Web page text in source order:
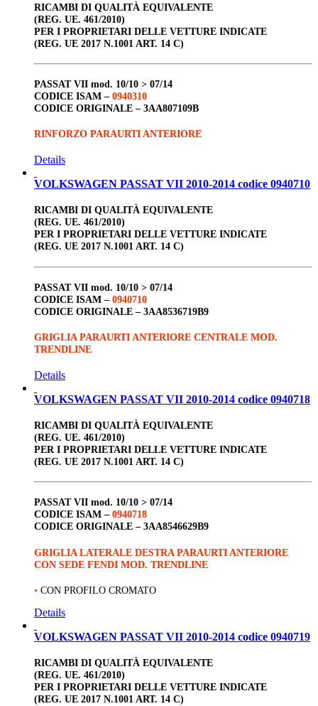
RICAMBI DI QUALITÀ EQUIVALENTE
(REG. UE. 461/2010)
PER I PROPRIETARI DELLE VETTURE INDICATE
(REG. UE 2017 N.1001 ART. 14 C)
PASSAT VII mod. 10/10 > 07/14
CODICE ISAM – 0940310
CODICE ORIGINALE – 3AA807109B
RINFORZO PARAURTI ANTERIORE
Details
VOLKSWAGEN PASSAT VII 2010-2014 codice 0940710
RICAMBI DI QUALITÀ EQUIVALENTE
(REG. UE. 461/2010)
PER I PROPRIETARI DELLE VETTURE INDICATE
(REG. UE 2017 N.1001 ART. 14 C)
PASSAT VII mod. 10/10 > 07/14
CODICE ISAM – 0940710
CODICE ORIGINALE – 3AA8536719B9
GRIGLIA PARAURTI ANTERIORE CENTRALE MOD.
TRENDLINE
Details
VOLKSWAGEN PASSAT VII 2010-2014 codice 0940718
RICAMBI DI QUALITÀ EQUIVALENTE
(REG. UE. 461/2010)
PER I PROPRIETARI DELLE VETTURE INDICATE
(REG. UE 2017 N.1001 ART. 14 C)
PASSAT VII mod. 10/10 > 07/14
CODICE ISAM – 0940718
CODICE ORIGINALE – 3AA8546629B9
GRIGLIA LATERALE DESTRA PARAURTI ANTERIORE
CON SEDE FENDI MOD. TRENDLINE
• CON PROFILO CROMATO
Details
VOLKSWAGEN PASSAT VII 2010-2014 codice 0940719
RICAMBI DI QUALITÀ EQUIVALENTE
(REG. UE. 461/2010)
PER I PROPRIETARI DELLE VETTURE INDICATE
(REG. UE 2017 N.1001 ART. 14 C)